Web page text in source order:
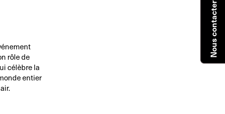
rôle de
célèbre la
entier
Nous contacter